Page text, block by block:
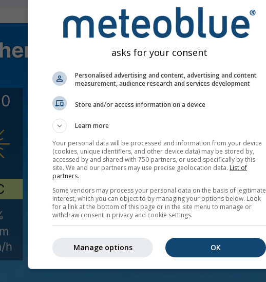
asks for your consent
Personalised advertising and content, advertising and content
measurement, audience research and services development
Store and/or access information on a device
Learn more
Your personal data will be processed and information from your device
(cookies, unique identifiers, and other device data) may be stored by,
accessed by and shared with 750 partners, or used specifically by this
site. We and our partners may use precise geolocation data. List of
partners.
Some vendors may process your personal data on the basis of legitimate
interest, which you can object to by managing your options below. Look
for a link at the bottom of this page or in the site menu to manage or
withdraw consent in privacy and cookie settings.
OK
Manage options